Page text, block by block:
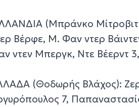
(Μπράνκο
Βέρφε, Μ. Φαν ντερ
ντεν Μπεργκ, Ντε Βέερντ
(Θοδωρής Βλάχος):
7,